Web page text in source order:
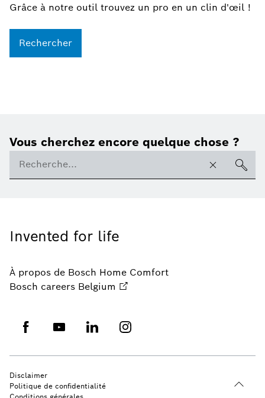
Grâce à notre outil trouvez un pro en un clin d'œil !
Rechercher
Vous cherchez encore quelque chose ?
Invented for life
À propos de Bosch Home Comfort
Bosch careers Belgium
Disclaimer
Politique de confidentialité